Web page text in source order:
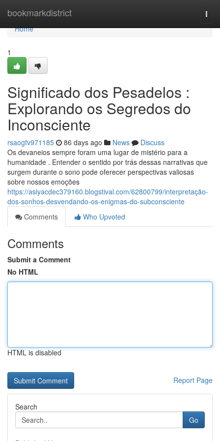
bookmarkdistrict
Home
Home
1
Significado dos Pesadelos :
Explorando os Segredos do
Inconsciente
rsaogfv971185 86 days ago News
Discuss
Os devaneios sempre foram uma lugar de mistério para a
humanidade . Entender o sentido por trás dessas narrativas que
surgem durante o sono pode oferecer perspectivas valiosas
sobre nossos emoções
https://asiyacdec379160.blogstival.com/62800799/interpretação-
dos-sonhos-desvendando-os-enigmas-do-subconsciente
Comments
Who Upvoted
Comments
Submit a Comment
No HTML
HTML is disabled
Report Page
Search
Go